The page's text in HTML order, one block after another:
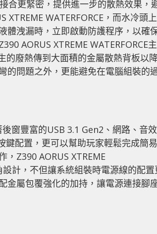
合更緊密，提供進一步的散熱效果，
WATERFORCE，而水冷頭上
體洩漏時，立即啟動防護程序，以確
AORUS XTREME WATERFORCE主
的廢熱傳到大面積的金屬散熱背板以
的問題之外，更能避免在電腦組裝的
窗豐富的USB 3.1 Gen2、網路、音效
鍵配置，更可以幫助玩家輕鬆完成簡易
Z390 AORUS XTREME
計，不但讓系統組裝時電源線的配置
金屬包覆強化的加持，讓電源連接腳